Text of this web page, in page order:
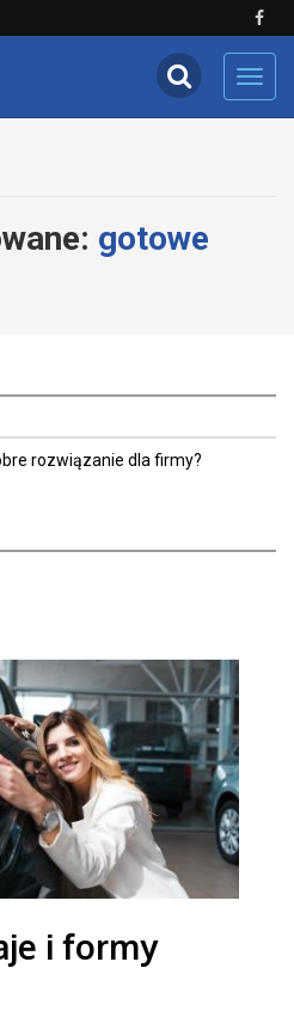
gotowe
rozwiązanie dla firmy?
i formy